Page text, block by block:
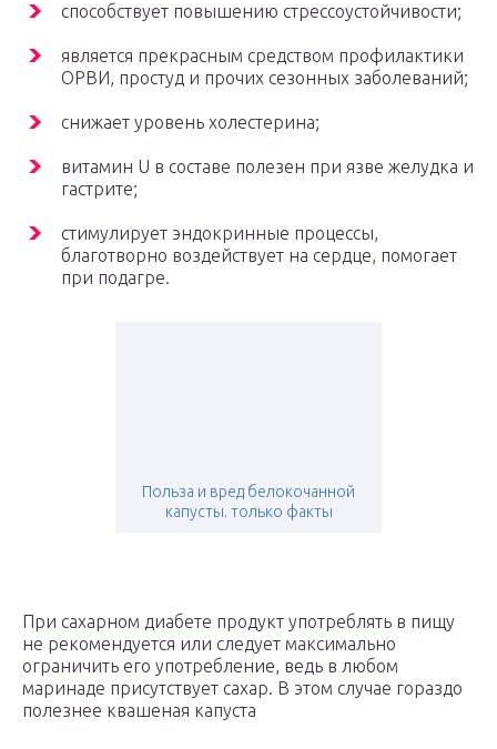
способствует повышению стрессоустойчивости;
является прекрасным средством профилактики
ОРВИ, простуд и прочих сезонных заболеваний;
снижает уровень холестерина;
витамин U в составе полезен при язве желудка и
гастрите;
стимулирует эндокринные процессы,
благотворно воздействует на сердце, помогает
при подагре.
Польза и вред белокочанной
капусты. только факты
При сахарном диабете продукт употреблять в пищу
не рекомендуется или следует максимально
ограничить его употребление, ведь в любом
маринаде присутствует сахар. В этом случае гораздо
полезнее квашеная капуста